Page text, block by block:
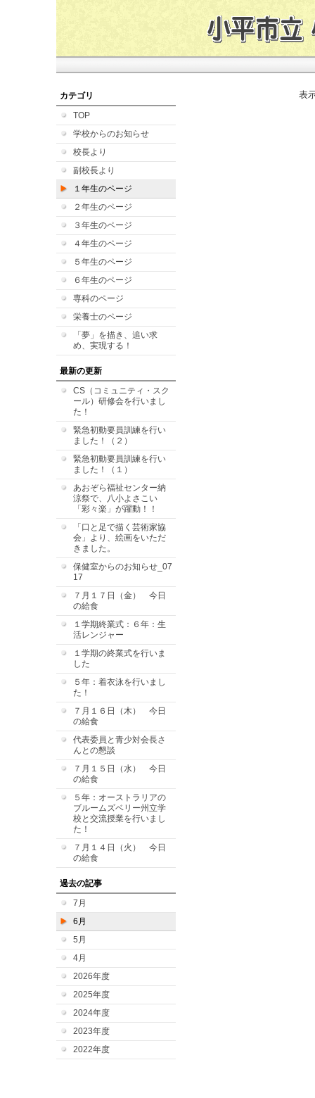
カテゴリ
TOP
学校からのお知らせ
校長より
副校長より
１年生のページ
２年生のページ
３年生のページ
４年生のページ
５年生のページ
６年生のページ
専科のページ
栄養士のページ
「夢」を描き、追い求
め、実現する！
最新の更新
CS（コミュニティ・スク
ール）研修会を行いまし
た！
緊急初動要員訓練を行い
ました！（２）
緊急初動要員訓練を行い
ました！（１）
あおぞら福祉センター納
涼祭で、八小よさこい
「彩々楽」が躍動！！
「口と足で描く芸術家協
会」より、絵画をいただ
きました。
保健室からのお知らせ_07
17
７月１７日（金） 今日
の給食
１学期終業式：６年：生
活レンジャー
１学期の終業式を行いま
した
５年：着衣泳を行いまし
た！
７月１６日（木） 今日
の給食
代表委員と青少対会長さ
んとの懇談
７月１５日（水） 今日
の給食
５年：オーストラリアの
ブルームズベリー州立学
校と交流授業を行いまし
た！
７月１４日（火） 今日
の給食
過去の記事
7月
6月
5月
4月
2026年度
2025年度
2024年度
2023年度
2022年度
表